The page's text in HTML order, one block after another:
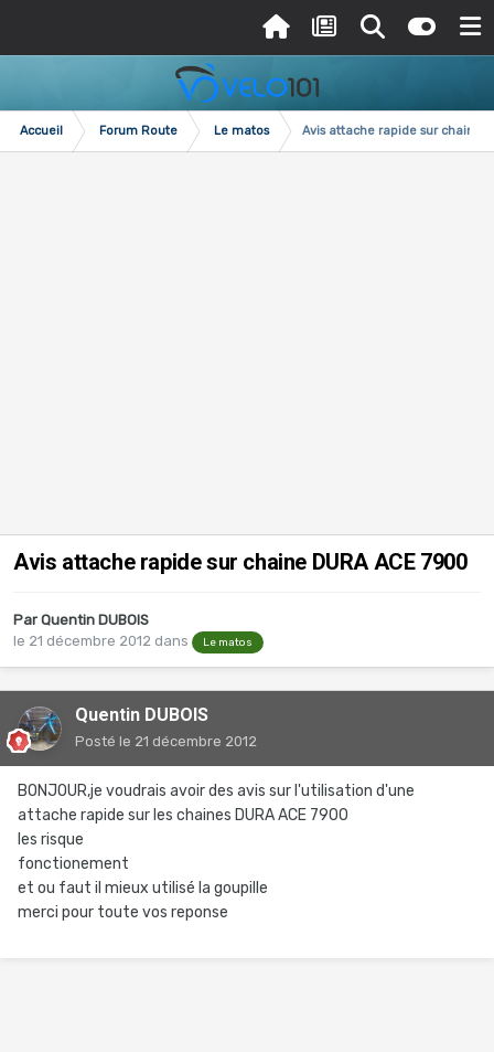
Accueil Forum Route Le matos Avis attache rapide sur chaine
Avis attache rapide sur chaine DURA ACE 7900
Par Quentin DUBOIS
le 21 décembre 2012 dans Le matos
Quentin DUBOIS
Posté le 21 décembre 2012
BONJOUR,je voudrais avoir des avis sur l'utilisation d'une
attache rapide sur les chaines DURA ACE 7900
les risque
fonctionement
et ou faut il mieux utilisé la goupille
merci pour toute vos reponse